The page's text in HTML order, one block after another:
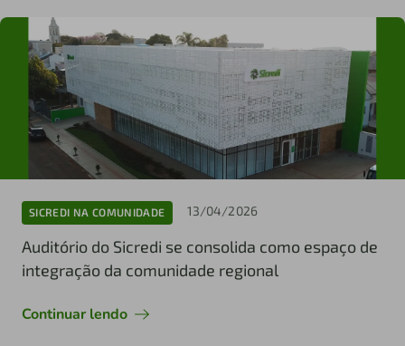
SICREDI NA COMUNIDADE 13/04/2026
Auditório do Sicredi se consolida como espaço de
integração da comunidade regional
Continuar lendo